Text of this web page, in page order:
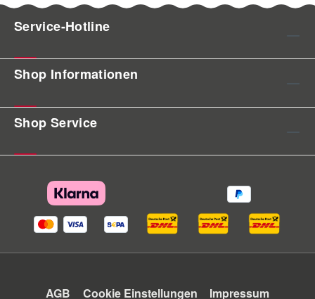
Service-Hotline
Shop Informationen
Shop Service
AGB Cookie Einstellungen Impressum